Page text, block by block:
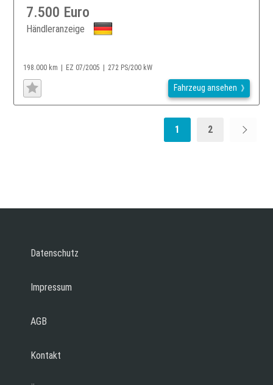
7.500 Euro
Händleranzeige
198.000 km EZ 07/2005 272 PS/200 kW
Fahrzeug ansehen
1 2
Datenschutz
Impressum
AGB
Kontakt